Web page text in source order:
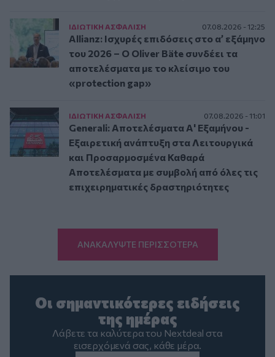
ΙΔΙΩΤΙΚΗ ΑΣΦAΛΙΣΗ 07.08.2026 - 12:25
Allianz: Ισχυρές επιδόσεις στο α’ εξάμηνο
του 2026 – Ο Oliver Bäte συνδέει τα
αποτελέσματα με το κλείσιμο του
«protection gap»
ΙΔΙΩΤΙΚΗ ΑΣΦAΛΙΣΗ 07.08.2026 - 11:01
Generali: Αποτελέσματα Α' Εξαμήνου -
Εξαιρετική ανάπτυξη στα Λειτουργικά
και Προσαρμοσμένα Καθαρά
Αποτελέσματα με συμβολή από όλες τις
επιχειρηματικές δραστηριότητες
ΑΝΑΚΑΛΥΨΤΕ ΠΕΡΙΣΣΟΤΕΡΑ
Οι σημαντικότερες ειδήσεις
της ημέρας
Λάβετε τα καλύτερα του Nextdeal στα
εισερχόμενά σας, κάθε μέρα.